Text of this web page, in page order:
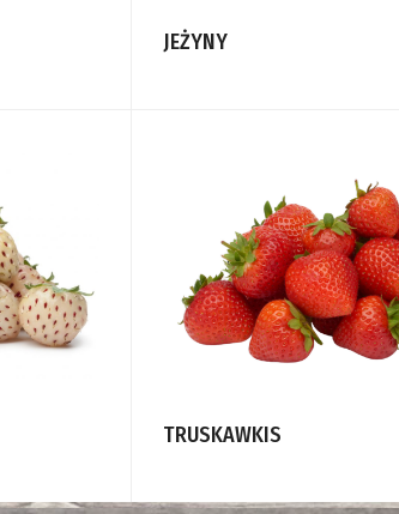
JEŻYNY
TRUSKAWKIS